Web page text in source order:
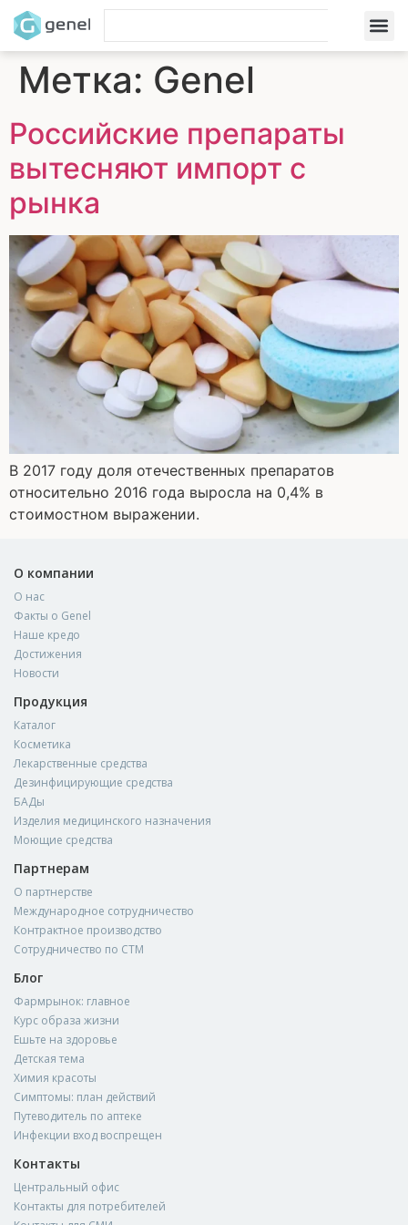
Метка: Genel
Российские препараты
вытесняют импорт с
рынка
В 2017 году доля отечественных препаратов
относительно 2016 года выросла на 0,4% в
стоимостном выражении.
О компании
О нас
Факты о Genel
Наше кредо
Достижения
Новости
Продукция
Каталог
Косметика
Лекарственные средства
Дезинфицирующие средства
БАДы
Изделия медицинского назначения
Моющие средства
Партнерам
О партнерстве
Международное сотрудничество
Контрактное производство
Сотрудничество по СТМ
Блог
Фармрынок: главное
Курс образа жизни
Ешьте на здоровье
Детская тема
Химия красоты
Симптомы: план действий
Путеводитель по аптеке
Инфекции вход воспрещен
Контакты
Центральный офис
Контакты для потребителей